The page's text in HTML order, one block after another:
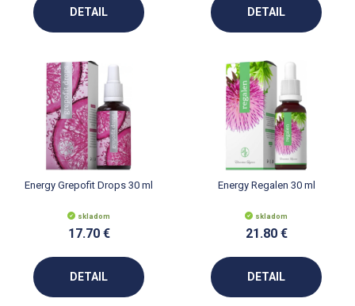
DETAIL DETAIL
Energy Grepofit Drops 30 ml
skladom
17.70 €
DETAIL
Energy Regalen 30 ml
skladom
21.80 €
DETAIL